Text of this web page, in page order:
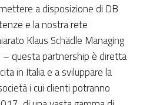
a disposizione di DB
e la nostra rete
Klaus Schädle Managing
– questa partnership è diretta
in Italia e a sviluppare la
i cui clienti potranno